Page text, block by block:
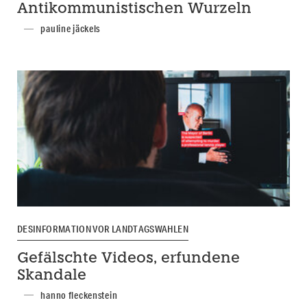
Antikommunistischen Wurzeln
pauline jäckels
DESINFORMATION VOR LANDTAGSWAHLEN
Gefälschte Videos, erfundene
Skandale
hanno fleckenstein